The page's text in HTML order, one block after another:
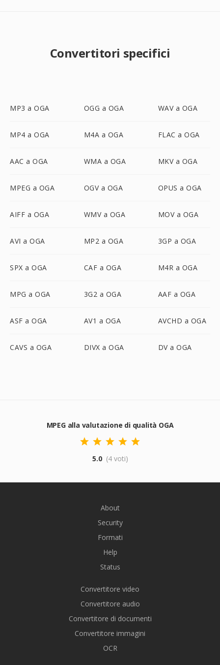
Convertitori specifici
MP3 a OGA OGG a OGA WAV a OGA
MP4 a OGA M4A a OGA FLAC a OGA
AAC a OGA WMA a OGA MKV a OGA
MPEG a OGA OGV a OGA OPUS a OGA
AIFF a OGA WMV a OGA MOV a OGA
AVI a OGA MP2 a OGA 3GP a OGA
SPX a OGA CAF a OGA M4R a OGA
MPG a OGA 3G2 a OGA AAF a OGA
ASF a OGA AV1 a OGA AVCHD a OGA
CAVS a OGA DIVX a OGA DV a OGA
MPEG alla valutazione di qualità OGA
5.0 (4 voti)
About
Security
Formati
Help
Status
Convertitore video
Convertitore audio
Convertitore di documenti
Convertitore immagini
OCR